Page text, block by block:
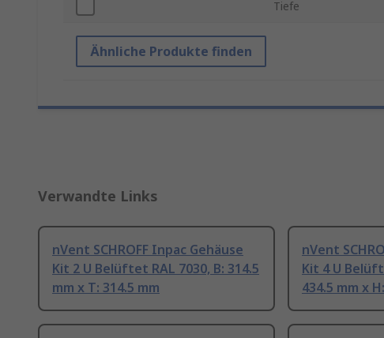
Tiefe
Ähnliche Produkte finden
Verwandte Links
nVent SCHROFF Inpac Gehäuse
Kit 2 U Belüftet RAL 7030, B: 314.5
mm x T: 314.5 mm
nVent
Kit 4 U
434.5 mm x